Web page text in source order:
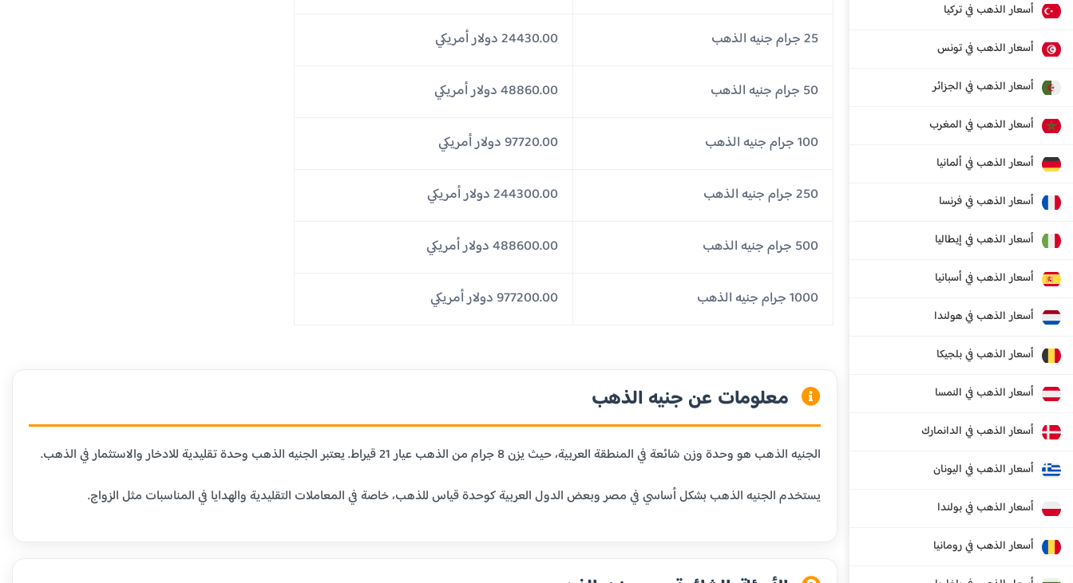
أسعار الذهب في تركيا
أسعار الذهب في تونس
أسعار الذهب في الجزائر
أسعار الذهب في المغرب
أسعار الذهب في ألمانيا
أسعار الذهب في فرنسا
أسعار الذهب في إيطاليا
أسعار الذهب في أسبانيا
أسعار الذهب في هولندا
أسعار الذهب في بلجيكا
أسعار الذهب في النمسا
أسعار الذهب في الدانمارك
أسعار الذهب في اليونان
أسعار الذهب في بولندا
أسعار الذهب في رومانيا
25 جرام جنيه الذهب 24430.00 دولار أمريكي
50 جرام جنيه الذهب 48860.00 دولار أمريكي
100 جرام جنيه الذهب 97720.00 دولار أمريكي
250 جرام جنيه الذهب 244300.00 دولار أمريكي
500 جرام جنيه الذهب 488600.00 دولار أمريكي
1000 جرام جنيه الذهب 977200.00 دولار أمريكي
معلومات عن جنيه الذهب
الجنيه الذهب هو وحدة وزن شائعة في المنطقة العربية، حيث يزن 8 جرام من الذهب عيار 21 قيراط. يعتبر الجنيه الذهب وحدة تقليدية للادخار والاستثمار في الذهب.
يستخدم الجنيه الذهب بشكل أساسي في مصر وبعض الدول العربية كوحدة قياس للذهب، خاصة في المعاملات التقليدية والهدايا في المناسبات مثل الزواج.